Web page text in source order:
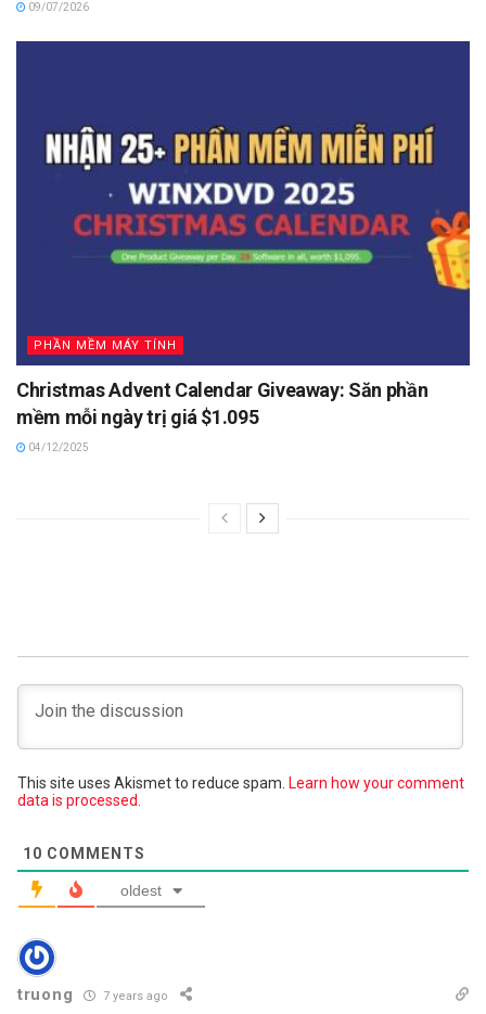
09/07/2026
PHẦN MỀM MÁY TÍNH
Christmas Advent Calendar Giveaway: Săn phần
mềm mỗi ngày trị giá $1.095
04/12/2025
This site uses Akismet to reduce spam. Learn how your comment
data is processed.
10 COMMENTS
oldest
truong 7 years ago